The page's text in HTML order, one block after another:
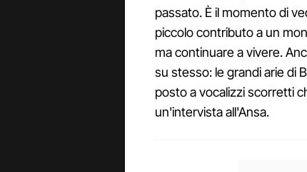
passato. È il momento di
piccolo contributo a un
ma continuare a vivere.
su stesso: le grandi arie di
posto a vocalizzi scorretti
un'intervista all'Ansa.